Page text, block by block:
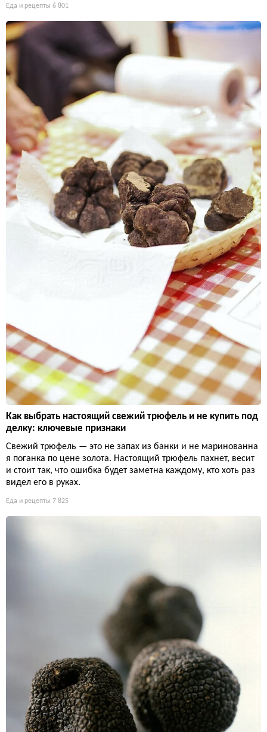
Еда и рецепты 6 801
Как выбрать настоящий свежий трюфель и не купить под
делку: ключевые признаки
Свежий трюфель — это не запах из банки и не маринованна
я поганка по цене золота. Настоящий трюфель пахнет, весит
и стоит так, что ошибка будет заметна каждому, кто хоть раз
видел его в руках.
Еда и рецепты 7 825